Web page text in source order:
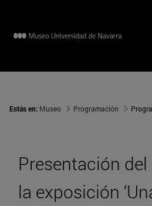
Estás en: Museo Programación
Presentación
la exposición